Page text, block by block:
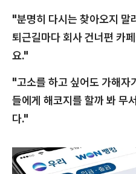
"분명히 다시는 찾아오지 말
퇴근길마다 회사 건너편 카
요."
"고소를 하고 싶어도 가해자
들에게 해코지를 할까 봐 무
다."